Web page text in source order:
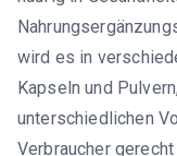
wird es in
Kapseln und
unterschiedlichen
Verbraucher